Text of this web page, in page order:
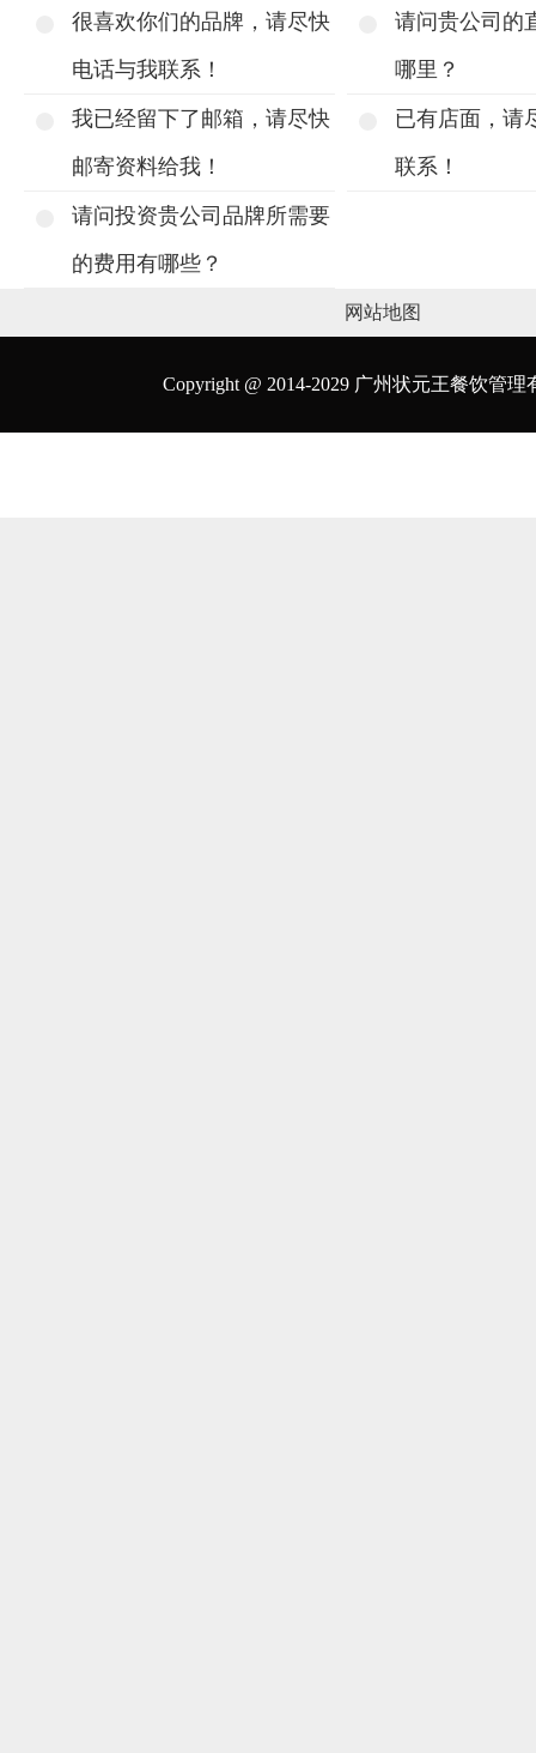
很喜欢你们的品牌，请尽快
电话与我联系！
请问贵公司的
哪里？
我已经留下了邮箱，请尽快
邮寄资料给我！
已有店面，请
联系！
请问投资贵公司品牌所需要
的费用有哪些？
网站地图
Copyright @ 2014-2029 广州状元王餐饮管理